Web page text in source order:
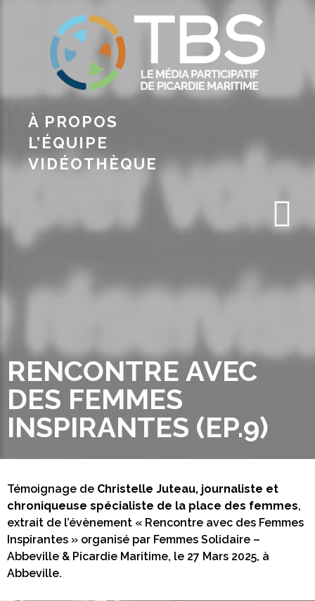
À PROPOS
L’ÉQUIPE
VIDÉOTHÈQUE
RENCONTRE AVEC
DES FEMMES
INSPIRANTES (EP.9)
Témoignage de Christelle Juteau, journaliste et
chroniqueuse spécialiste de la place des femmes,
extrait de l’évènement « Rencontre avec des Femmes
Inspirantes » organisé par Femmes Solidaire –
Abbeville & Picardie Maritime, le 27 Mars 2025, à
Abbeville.